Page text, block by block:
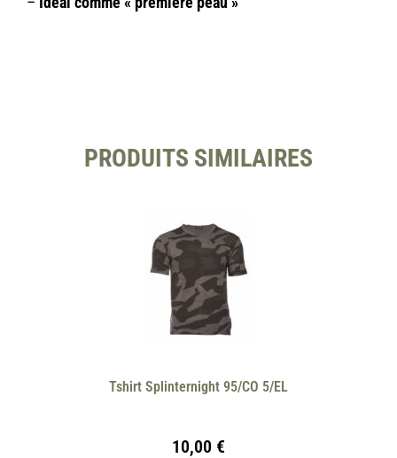
PRODUITS SIMILAIRES
Tshirt Splinternight 95/CO 5/EL
10,00 €